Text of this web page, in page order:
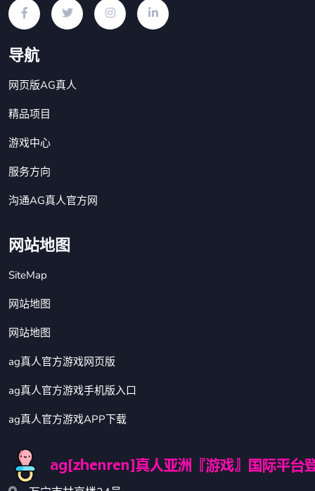
导航
网页版AG真人
精品项目
游戏中心
服务方向
沟通AG真人官方网
网站地图
SiteMap
网站地图
网站地图
ag真人官方游戏网页版
ag真人官方游戏手机版入口
ag真人官方游戏APP下载